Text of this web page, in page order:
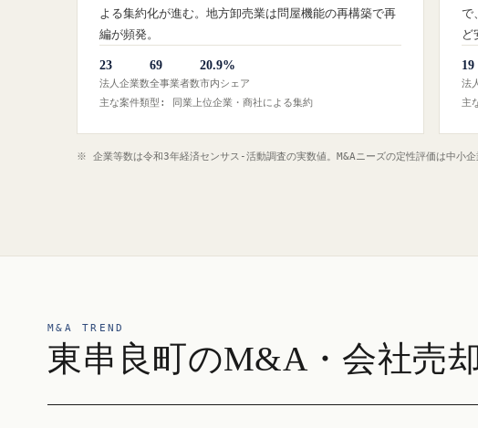
よる集約化が進む。地方卸売業は問屋機能の再構築で再
編が頻発。
23
法人企業数
69
全事業者数
20.9%
市内シェア
主な案件類型: 同業上位企業・商社による集約
で
ど
19
法
主
※ 企業等数は令和3年経済センサス‐活動調査の実数値。M&Aニーズの定性評価は中小
M&A TREND
東串良町のM&A・会社売